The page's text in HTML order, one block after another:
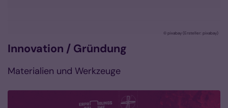
© pixabay (Ersteller: pixabay)
Innovation / Gründung
Materialien und Werkzeuge